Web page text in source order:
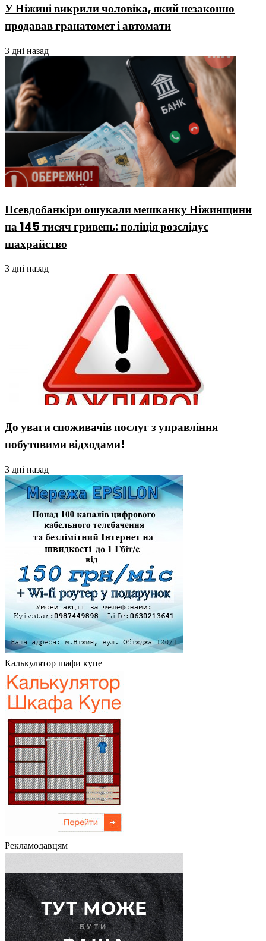
У Ніжині викрили чоловіка, який незаконно
продавав гранатомет і автомати
3 дні назад
Псевдобанкіри ошукали мешканку Ніжинщини
на 145 тисяч гривень: поліція розслідує
шахрайство
3 дні назад
До уваги споживачів послуг з управління
побутовими відходами!
3 дні назад
Калькулятор шафи купе
Рекламодавцям